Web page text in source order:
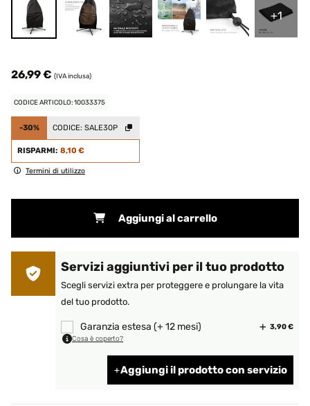
+1
26,99 € (IVA inclusa)
CODICE ARTICOLO: 10033375
-30% CODICE: SALE30P
RISPARMI: 8,10 €
Termini di utilizzo
Aggiungi al carrello
Servizi aggiuntivi per il tuo prodotto
Scegli servizi extra per proteggere e prolungare la vita
del tuo prodotto.
Garanzia estesa (+ 12 mesi) 3,90 €
Cosa è coperto?
Aggiungi il prodotto con servizio